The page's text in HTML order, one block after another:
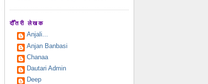
दौँतरी लेखक
Anjali...
Anjan Banbasi
Chanaa
Dautari Admin
Deep